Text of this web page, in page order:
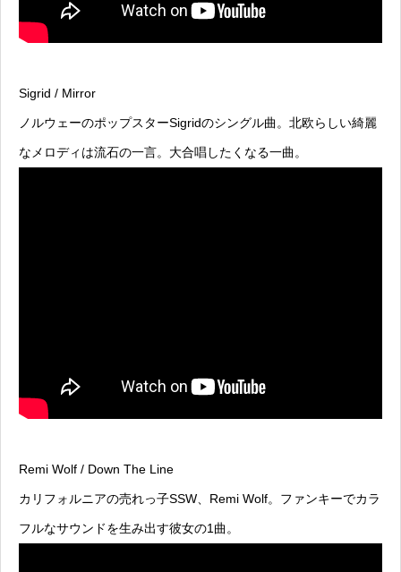
Sigrid / Mirror
ノルウェーのポップスターSigridのシングル曲。北欧らしい綺麗
なメロディは流石の一言。大合唱したくなる一曲。
Remi Wolf / Down The Line
カリフォルニアの売れっ子SSW、Remi Wolf。ファンキーでカラ
フルなサウンドを生み出す彼女の1曲。